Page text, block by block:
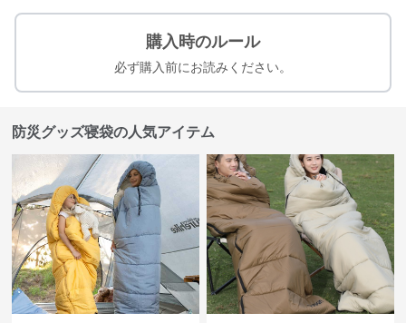
購入時のルール
必ず購入前にお読みください。
防災グッズ寝袋の人気アイテム